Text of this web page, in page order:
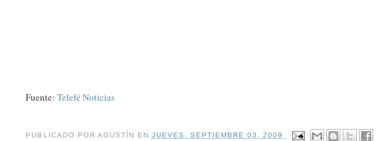
Fuente:Telefé Noticias
PUBLICADO POR AGUSTÍN EN JUEVES, SEPTIEMBRE 03, 2009